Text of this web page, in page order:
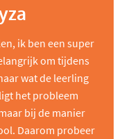
ik ben een super
om tijdens
wat de leerling
het probleem
bij de manier
Daarom probeer